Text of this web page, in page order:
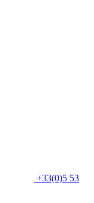
+33(0)5 53